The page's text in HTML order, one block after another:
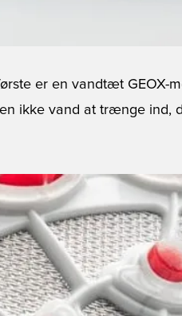
er en vandtæt GEOX-
ikke vand at trænge ind,